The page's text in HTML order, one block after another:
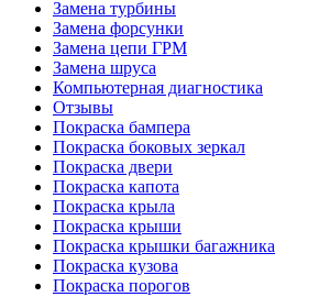
Замена турбины
Замена форсунки
Замена цепи ГРМ
Замена шруса
Компьютерная диагностика
Отзывы
Покраска бампера
Покраска боковых зеркал
Покраска двери
Покраска капота
Покраска крыла
Покраска крыши
Покраска крышки багажника
Покраска кузова
Покраска порогов